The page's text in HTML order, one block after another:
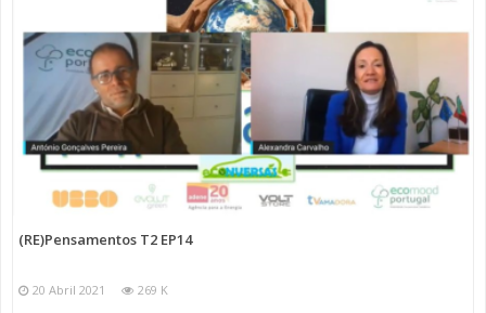
(RE)Pensamentos T2 EP14
20 Abril 2021 269 K